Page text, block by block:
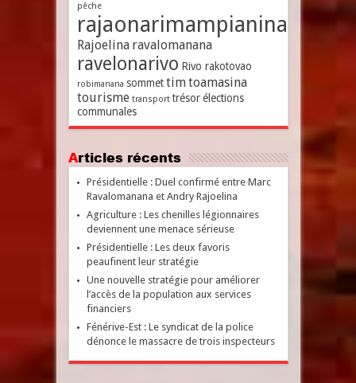
pêche
rajaonarimampianina
Rajoelina ravalomanana
ravelonarivo Rivo rakotovao
robimanana sommet timtoamasina
tourisme transport trésor élections
communales
Articles récents
Présidentielle : Duel confirmé entre Marc
Ravalomanana et Andry Rajoelina
Agriculture : Les chenilles légionnaires
deviennent une menace sérieuse
Présidentielle : Les deux favoris
peaufinent leur stratégie
Une nouvelle stratégie pour améliorer
l’accès de la population aux services
financiers
Fénérive-Est : Le syndicat de la police
dénonce le massacre de trois inspecteurs